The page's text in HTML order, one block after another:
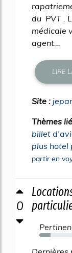
du PVT .
médicale
agent...
LIRE
Site :
Thèmes
billet
plus hotel
partir en
0
31%